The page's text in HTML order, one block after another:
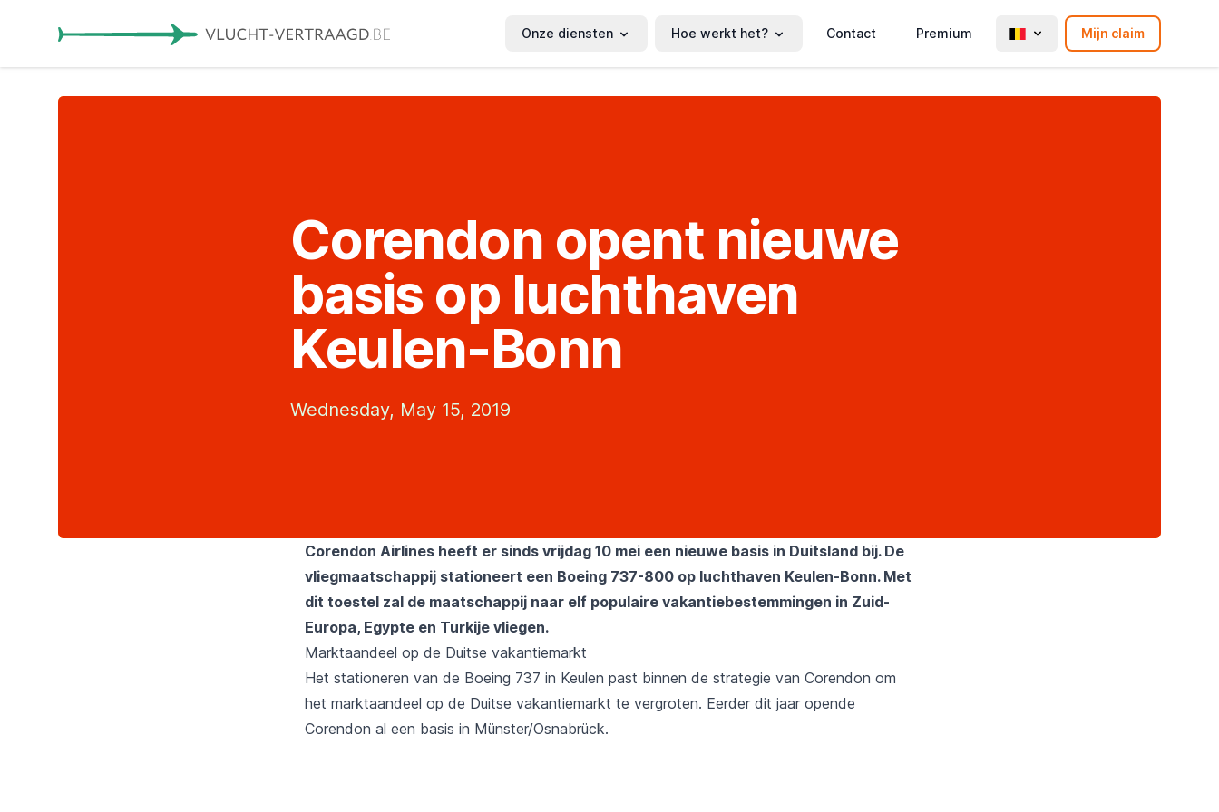
Onze diensten Hoe werkt het? Contact Premium Mijn claim
Corendon opent nieuwe
basis op luchthaven
Keulen-Bonn
Wednesday, May 15, 2019
Corendon Airlines heeft er sinds vrijdag 10 mei een nieuwe basis in Duitsland bij. De
vliegmaatschappij stationeert een Boeing 737-800 op luchthaven Keulen-Bonn. Met
dit toestel zal de maatschappij naar elf populaire vakantiebestemmingen in Zuid-
Europa, Egypte en Turkije vliegen.
Marktaandeel op de Duitse vakantiemarkt
Het stationeren van de Boeing 737 in Keulen past binnen de strategie van Corendon om
het marktaandeel op de Duitse vakantiemarkt te vergroten. Eerder dit jaar opende
Corendon al een basis in Münster/Osnabrück.